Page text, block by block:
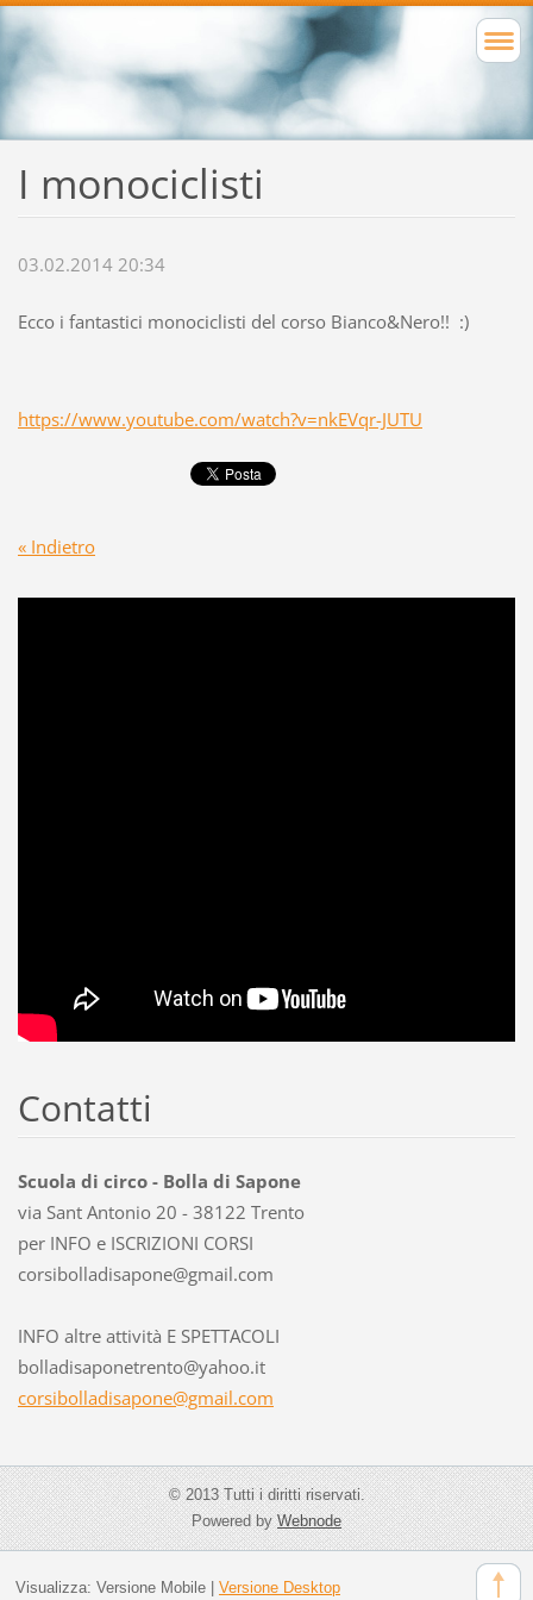
I monociclisti
03.02.2014 20:34
Ecco i fantastici monociclisti del corso Bianco&Nero!! :)
https://www.youtube.com/watch?v=nkEVqr-JUTU
« Indietro
Contatti
Scuola di circo - Bolla di Sapone
via Sant Antonio 20 - 38122 Trento
per INFO e ISCRIZIONI CORSI
corsibolladisapone@gmail.com
INFO altre attività E SPETTACOLI
bolladisaponetrento@yahoo.it
corsibolladisapone@gmail.com
© 2013 Tutti i diritti riservati.
Powered byWebnode
Visualizza: Versione Mobile| Versione Desktop